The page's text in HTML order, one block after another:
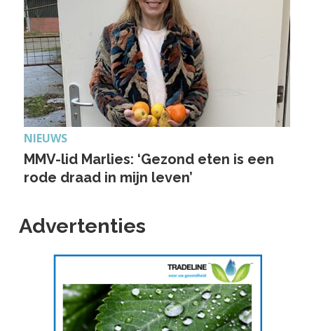
NIEUWS
MMV-lid Marlies: ‘Gezond eten is een
rode draad in mijn leven’
Advertenties